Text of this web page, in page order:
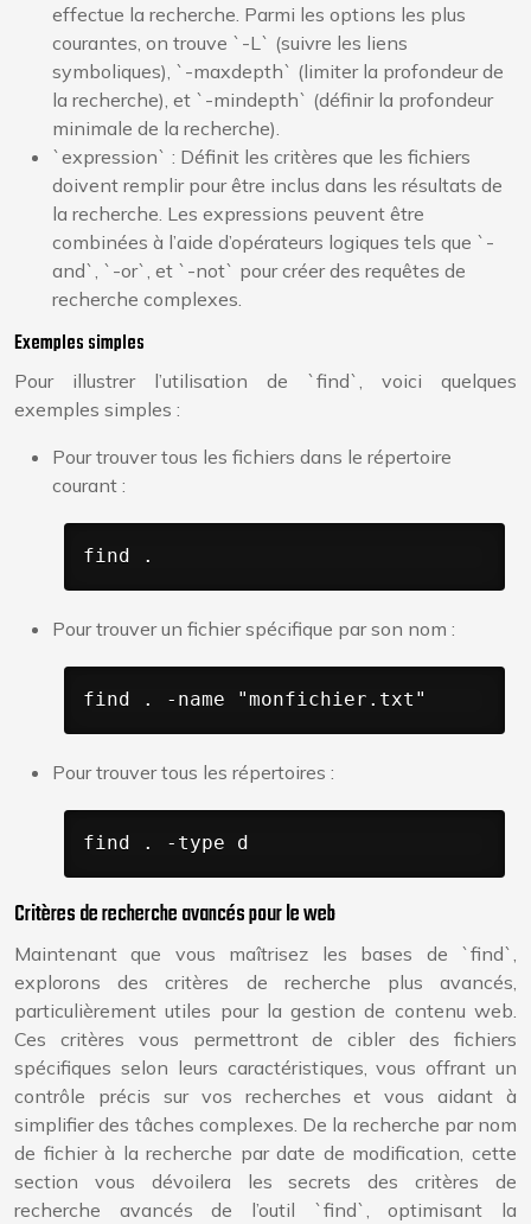
effectue la recherche. Parmi les options les plus
courantes, on trouve `-L` (suivre les liens
symboliques), `-maxdepth` (limiter la profondeur de
la recherche), et `-mindepth` (définir la profondeur
minimale de la recherche).
`expression` : Définit les critères que les fichiers
doivent remplir pour être inclus dans les résultats de
la recherche. Les expressions peuvent être
combinées à l’aide d’opérateurs logiques tels que `-
and`, `-or`, et `-not` pour créer des requêtes de
recherche complexes.
Exemples simples
Pour illustrer l’utilisation de `find`, voici quelques
exemples simples :
Pour trouver tous les fichiers dans le répertoire
courant :
find .
Pour trouver un fichier spécifique par son nom :
find . -name "monfichier.txt"
Pour trouver tous les répertoires :
find . -type d
Critères de recherche avancés pour le web
Maintenant que vous maîtrisez les bases de `find`,
explorons des critères de recherche plus avancés,
particulièrement utiles pour la gestion de contenu web.
Ces critères vous permettront de cibler des fichiers
spécifiques selon leurs caractéristiques, vous offrant un
contrôle précis sur vos recherches et vous aidant à
simplifier des tâches complexes. De la recherche par nom
de fichier à la recherche par date de modification, cette
section vous dévoilera les secrets des critères de
recherche avancés de l’outil `find`, optimisant la